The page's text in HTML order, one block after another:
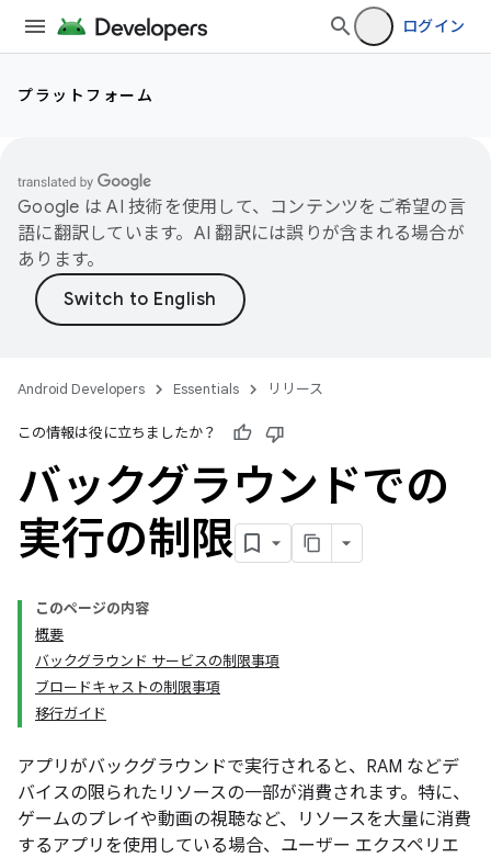
ログイン
プラットフォーム
Google は AI 技術を使用して、コンテンツをご希望の言
語に翻訳しています。AI 翻訳には誤りが含まれる場合が
あります。
Android Developers Essentials リリース
この情報は役に立ちましたか？
バックグラウンドでの
実行の制限
このページの内容
概要
バックグラウンド サービスの制限事項
ブロードキャストの制限事項
移行ガイド
アプリがバックグラウンドで実行されると、RAM などデ
バイスの限られたリソースの一部が消費されます。特に、
ゲームのプレイや動画の視聴など、リソースを大量に消費
するアプリを使用している場合、ユーザー エクスペリエ